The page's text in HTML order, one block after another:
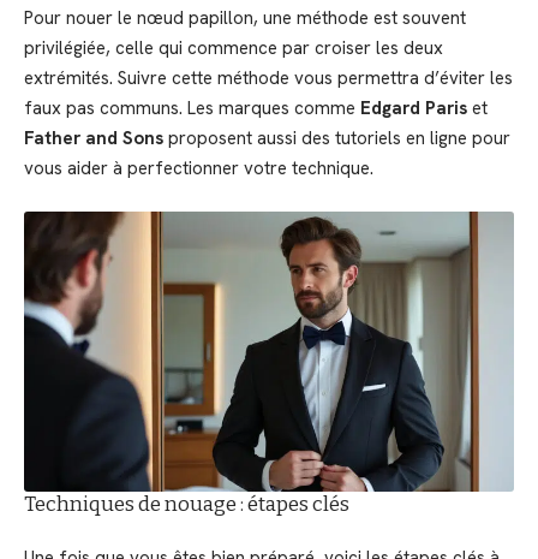
Pour nouer le nœud papillon, une méthode est souvent
privilégiée, celle qui commence par croiser les deux
extrémités. Suivre cette méthode vous permettra d’éviter les
faux pas communs. Les marques comme Edgard Paris et
Father and Sons proposent aussi des tutoriels en ligne pour
vous aider à perfectionner votre technique.
Techniques de nouage : étapes clés